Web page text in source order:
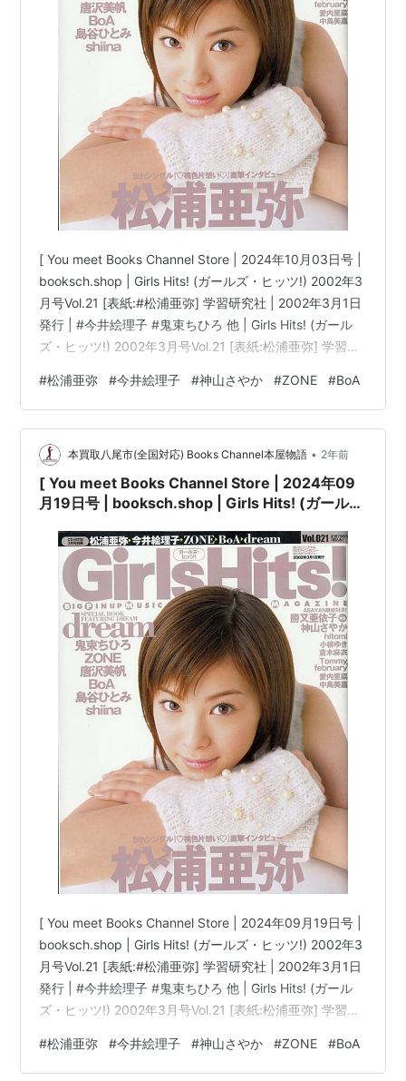
[ You meet Books Channel Store | 2024年10月03日号 |
booksch.shop | Girls Hits! (ガールズ・ヒッツ!) 2002年3
月号Vol.21 [表紙:#松浦亜弥] 学習研究社 | 2002年3月1日
発行 | #今井絵理子 #鬼束ちひろ 他 | Girls Hits! (ガール
ズ・ヒッツ!) 2002年3月号Vol.21 [表紙:松浦亜弥] 学習研
古書][※良い]出品。[※雑誌出品][※出版社:学習研究社]
[※2002年3月1日発行][※ページ折れ有][※経年に準じた焼
け有][※…
#松浦亜弥 #今井絵理子 #神山さやか #ZONE #BoA
本買取八尾市(全国対応) Books Channel本屋物語 • 2年前
[ You meet Books Channel Store | 2024年09
月19日号 | booksch.shop | Girls Hits! (ガール
弥] 学習研究社 | 2002年3月1日発行 | #今井絵理
子 #鬼束ちひろ 他 |
[ You meet Books Channel Store | 2024年09月19日号 |
booksch.shop | Girls Hits! (ガールズ・ヒッツ!) 2002年3
月号Vol.21 [表紙:#松浦亜弥] 学習研究社 | 2002年3月1日
発行 | #今井絵理子 #鬼束ちひろ 他 | Girls Hits! (ガール
ズ・ヒッツ!) 2002年3月号Vol.21 [表紙:松浦亜弥] 学習研
古書][※良い]出品。[※雑誌出品][※出版社:学習研究社]
[※2002年3月1日発行][※ページ折れ有][※経年に準じた焼
#松浦亜弥 #今井絵理子 #神山さやか #ZONE #BoA